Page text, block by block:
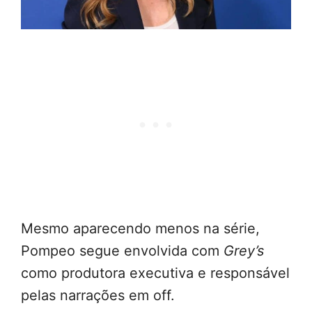
Mesmo aparecendo menos na série,
Pompeo segue envolvida com Grey’s
como produtora executiva e responsável
pelas narrações em off.